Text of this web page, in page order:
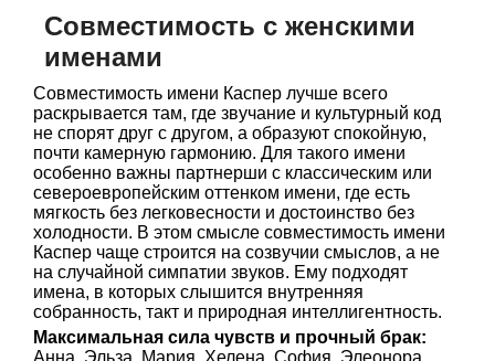
Совместимость с женскими
именами
Совместимость имени Каспер лучше всего
раскрывается там, где звучание и культурный код
не спорят друг с другом, а образуют спокойную,
почти камерную гармонию. Для такого имени
особенно важны партнерши с классическим или
североевропейским оттенком имени, где есть
мягкость без легковесности и достоинство без
холодности. В этом смысле совместимость имени
Каспер чаще строится на созвучии смыслов, а не
на случайной симпатии звуков. Ему подходят
имена, в которых слышится внутренняя
собранность, такт и природная интеллигентность.
Максимальная сила чувств и прочный брак:
Анна, Эльза, Мария, Хелена, София, Элеонора,